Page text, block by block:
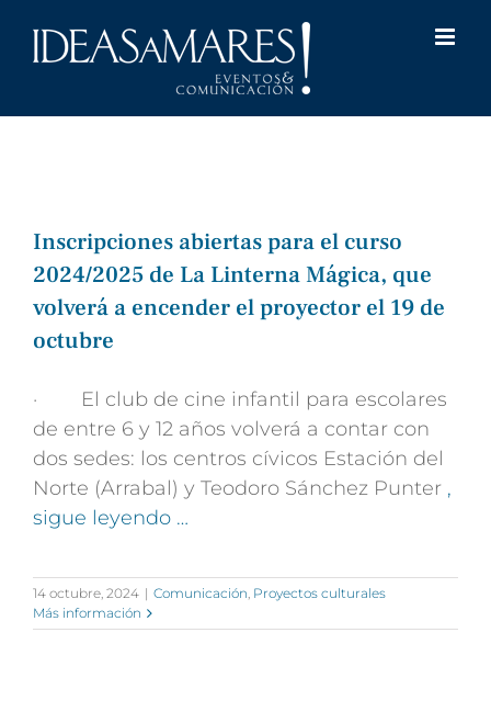
Inscripciones abiertas para el curso
2024/2025 de La Linterna Mágica, que
volverá a encender el proyector el 19 de
octubre
· El club de cine infantil para escolares
de entre 6 y 12 años volverá a contar con
dos sedes: los centros cívicos Estación del
Norte (Arrabal) y Teodoro Sánchez Punter ,
sigue leyendo …
14 octubre, 2024 | Comunicación, Proyectos culturales
Más información